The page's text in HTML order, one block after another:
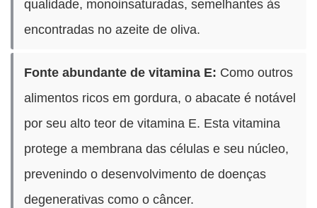
qualidade, monoinsaturadas, semelhantes às
encontradas no azeite de oliva.
Fonte abundante de vitamina E: Como outros
alimentos ricos em gordura, o abacate é notável
por seu alto teor de vitamina E. Esta vitamina
protege a membrana das células e seu núcleo,
prevenindo o desenvolvimento de doenças
degenerativas como o câncer.